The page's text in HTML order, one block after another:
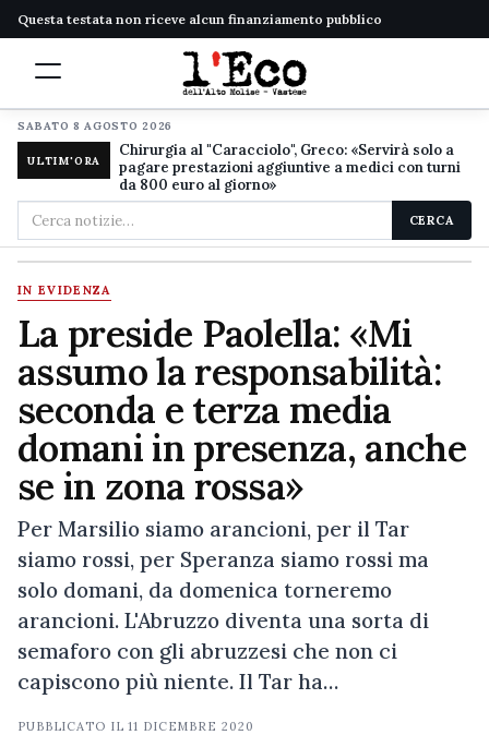
Questa testata non riceve alcun finanziamento pubblico
SABATO 8 AGOSTO 2026
ULTIM'ORA
Chirurgia al "Caracciolo", Greco: «Servirà solo a
pagare prestazioni aggiuntive a medici con turni
da 800 euro al giorno»
Cerca
nel
sito
CERCA
IN EVIDENZA
La preside Paolella: «Mi
assumo la responsabilità:
seconda e terza media
domani in presenza, anche
se in zona rossa»
Per Marsilio siamo arancioni, per il Tar
siamo rossi, per Speranza siamo rossi ma
solo domani, da domenica torneremo
arancioni. L'Abruzzo diventa una sorta di
semaforo con gli abruzzesi che non ci
capiscono più niente. Il Tar ha…
PUBBLICATO IL11 DICEMBRE 2020